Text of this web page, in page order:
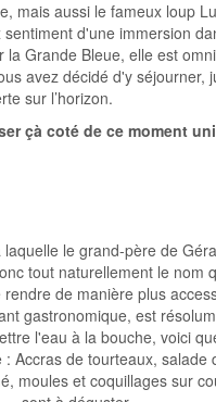
mais aussi le fameux loup
d'une immersion
la Grande Bleue, elle est
avez décidé d'y séjourner,
sur l’horizon.
çà coté de ce moment
le grand-père de
tout naturellement le nom
de manière plus
gastronomique, est
l'eau à la bouche, voici
Accras de tourteaux,
moules et coquillages sur